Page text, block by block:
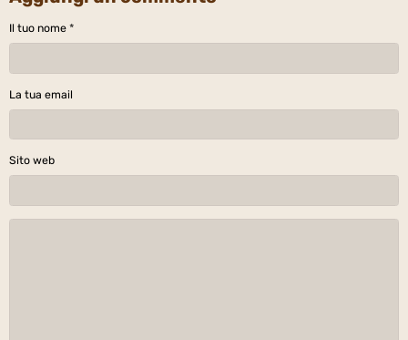
Il tuo nome
La tua email
Sito web